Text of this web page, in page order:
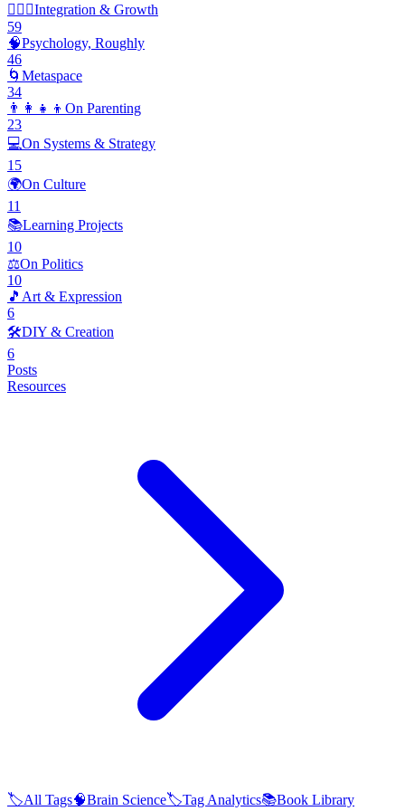
🧘🏽‍♂️Integration & Growth
59
🧠Psychology, Roughly
46
🌀 Metaspace
34
👨‍👩‍👧‍👦 On Parenting
23
💻On Systems & Strategy
15
🌍On Culture
11
📚Learning Projects
10
⚖️On Politics
10
🎵 Art & Expression
6
🛠️DIY & Creation
6
Posts
Resources
🏷️All Tags🧠Brain Science🏷️Tag Analytics📚Book Library